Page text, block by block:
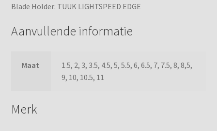
Blade Holder: TUUK LIGHTSPEED EDGE
Aanvullende informatie
Maat
1.5, 2, 3, 3.5, 4.5, 5, 5.5, 6, 6.5, 7, 7.5, 8, 8,5,
9, 10, 10.5, 11
Merk